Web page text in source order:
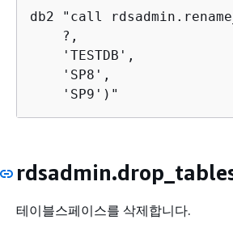
db2 "call
    ?,
    'TESTDB',
    'SP8',
    'SP9')"
테이블스페이스를 삭제합니다.